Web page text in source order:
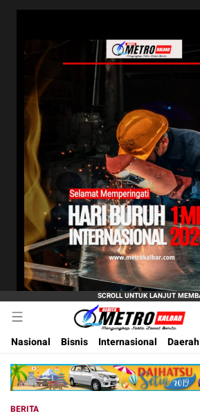
Metro Kalbar
Inspirasi Untuk Negeri
Nasional
Bisnis Internasional Daerah
BERITA